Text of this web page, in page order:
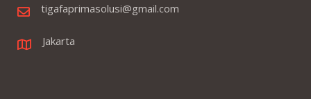
tigafaprimasolusi@gmail.com
Jakarta